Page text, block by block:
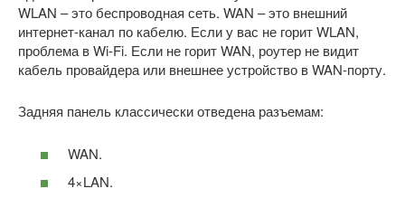
WLAN – это беспроводная сеть. WAN – это внешний
интернет-канал по кабелю. Если у вас не горит WLAN,
проблема в Wi-Fi. Если не горит WAN, роутер не видит
кабель провайдера или внешнее устройство в WAN-порту.
Задняя панель классически отведена разъемам:
WAN.
4×LAN.